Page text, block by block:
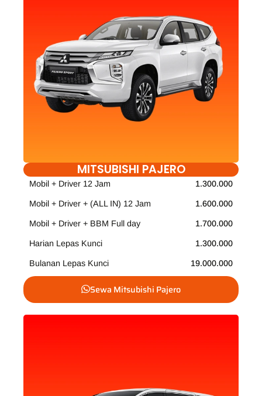
MITSUBISHI PAJERO
Mobil + Driver 12 Jam 1.300.000
Mobil + Driver + (ALL IN) 12 Jam 1.600.000
Mobil + Driver + BBM Full day 1.700.000
Harian Lepas Kunci 1.300.000
Bulanan Lepas Kunci 19.000.000
Sewa Mitsubishi Pajero